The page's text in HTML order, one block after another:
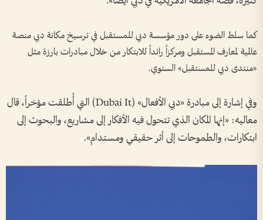
كما سلط الضوء على دور مؤسسة دبي للمستقبل في ترسيخ مكانة دبي منصة
عالمية لمعارف المستقبل ومركزاً رائداً للابتكار من خلال مبادرات بارزة مثل
«منتدى دبي للمستقبل» السنوي.
وفي إشارة إلى مبادرة «دبي الأفعال» (Dubai It) التي أُطلقت مؤخراً، قال
معاليه: «إنها المكان الذي تتحول فيه الأفكار إلى مشاريع، والبحوث إلى
ابتكارات، والطموحات إلى أثر حقيقي ومستدام».